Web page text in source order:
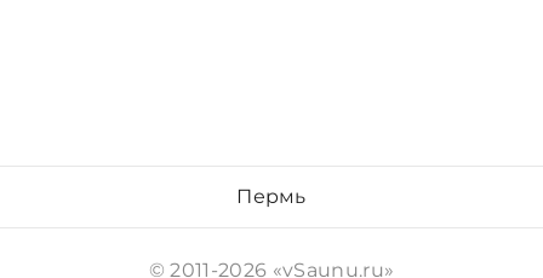
Пермь
© 2011-2026 «vSaunu.ru»